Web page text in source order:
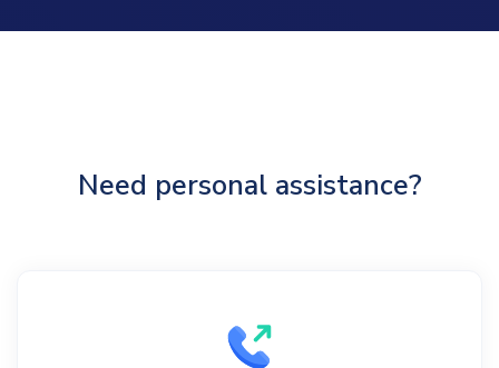
Need personal assistance?